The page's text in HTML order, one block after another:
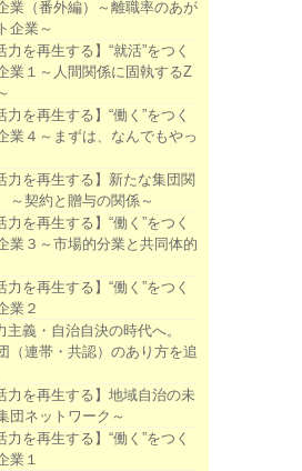
業（番外編）～離職率のあが
企業～
力を再生する】“就活”をつく
業１～人間関係に固執するZ
力を再生する】“働く”をつく
業４～まずは、なんでもやっ
力を再生する】新たな集団関
契約と贈与の関係～
力を再生する】“働く”をつく
業３～市場的分業と共同体的
力を再生する】“働く”をつく
業２
主義・自治自決の時代へ。
（連帯・共認）のあり方を追
力を再生する】地域自治の未
ネットワーク～
力を再生する】“働く”をつく
業１